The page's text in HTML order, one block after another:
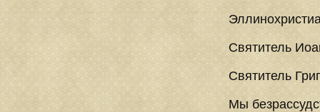
Святитель
Святитель
Мы